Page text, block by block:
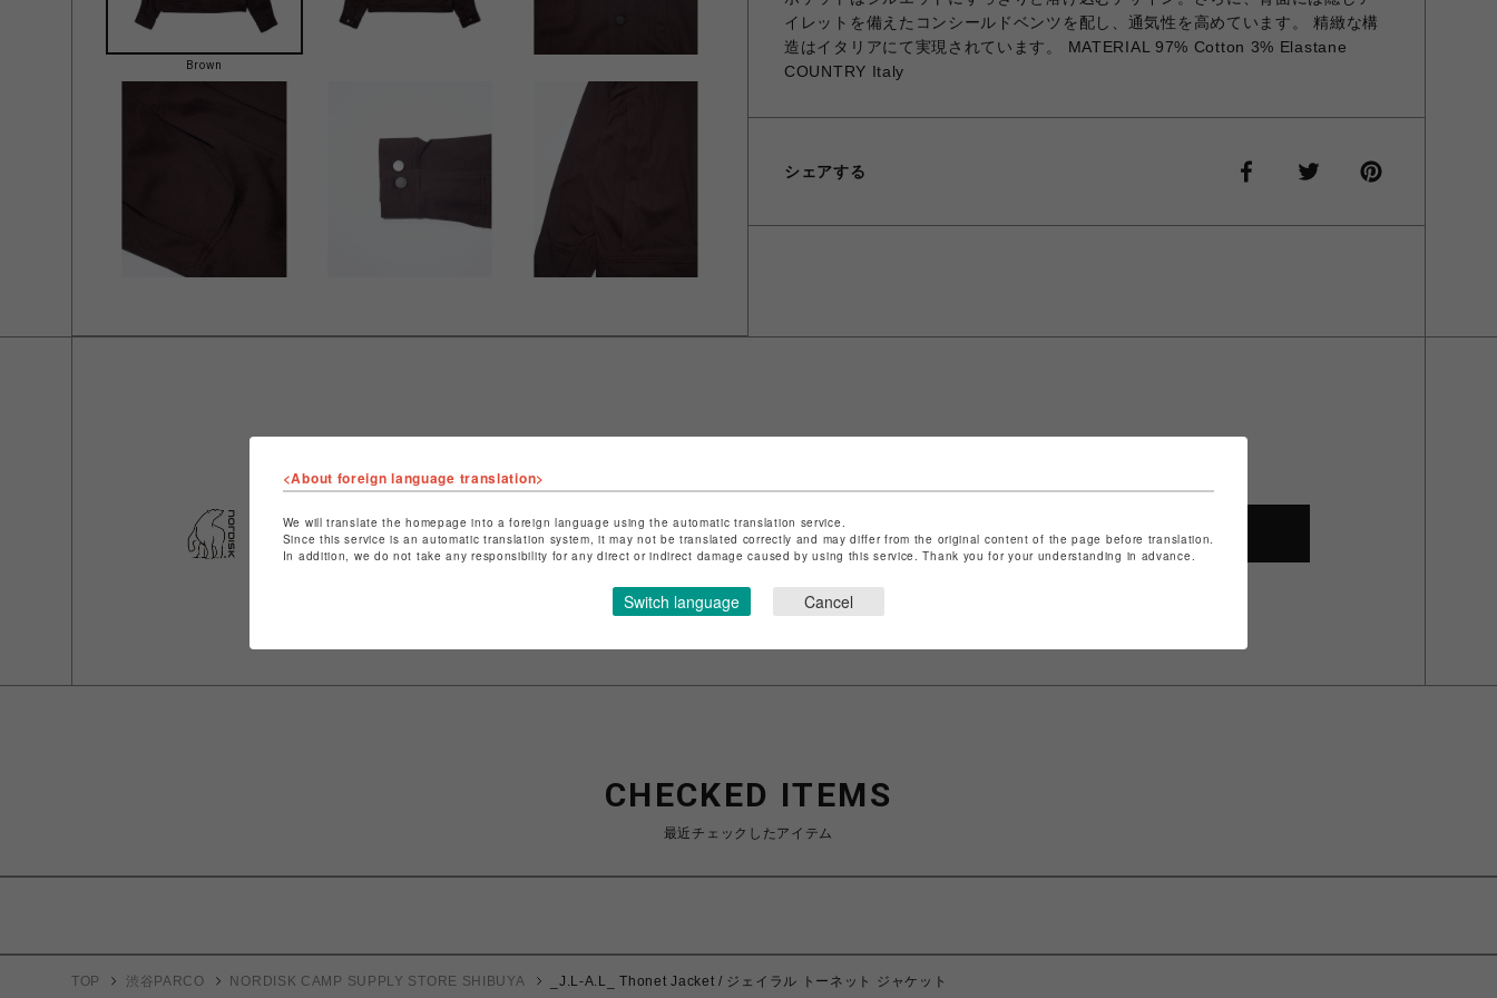
Brown
イレットを備えたコンシールドベンツを配し、通気性を高めています。 精緻な構
造はイタリアにて実現されています。 MATERIAL 97% Cotton 3% Elastane
COUNTRY Italy
シェアする
ショップ名
特定商取引法など法令に基づく表記はこちら
ショップお問い合わせはこちら
SHOP TOP
CHECKED ITEMS
最近チェックしたアイテム
TOP 渋谷PARCO NORDISK CAMP SUPPLY STORE SHIBUYA _J.L-A.L_ Thonet Jacket / ジェイラル トーネット ジャケット
<About foreign language translation>
We will translate the homepage into a foreign language using the automatic translation service.
Since this service is an automatic translation system, it may not be translated correctly and may differ from the original content of the page before translation.
In addition, we do not take any responsibility for any direct or indirect damage caused by using this service. Thank you for your understanding in advance.
Switch language Cancel